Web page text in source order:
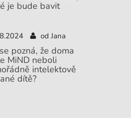
je bude bavit
od Jana
pozná, že doma
MiND neboli
intelektově
dítě?